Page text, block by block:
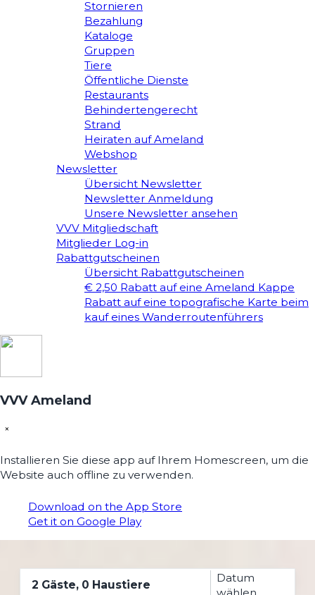
Stornieren
Bezahlung
Kataloge
Gruppen
Tiere
Öffentliche Dienste
Restaurants
Behindertengerecht
Strand
Heiraten auf Ameland
Webshop
Newsletter
Übersicht Newsletter
Newsletter Anmeldung
Unsere Newsletter ansehen
VVV Mitgliedschaft
Mitglieder Log-in
Rabattgutscheinen
Übersicht Rabattgutscheinen
€ 2,50 Rabatt auf eine Ameland Kappe
Rabatt auf eine topografische Karte beim
kauf eines Wanderroutenführers
VVV Ameland
×
Installieren Sie diese app auf Ihrem Homescreen, um die
Website auch offline zu verwenden.
Download on the App Store
Get it on Google Play
2 Gäste, 0 Haustiere
Datum